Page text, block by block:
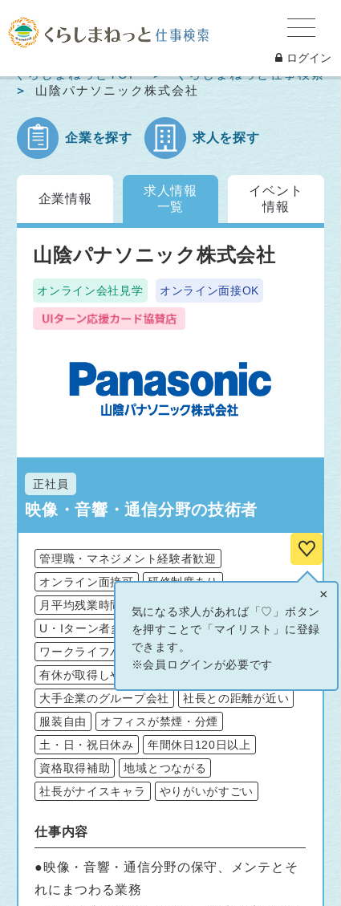
ログイン
くらしまねっとTOP
くらしまねっと仕事検索
山陰パナソニック株式会社
企業を探す 求人を探す
企業情報
求人情報
一覧
イベント
情報
山陰パナソニック株式会社
オンライン会社見学 オンライン面接OK
正社員
映像・音響・通信分野の技術者
管理職・マネジメント経験者歓迎
オンライン面接可
研修制度あり
月平均残業時間20時間以内
BtoB
BtoC
U・Iターン者多数在籍
ワークライフバランスが良い
有休が取得しやすい
産休・育休取得実績あり
大手企業のグループ会社
社長との距離が近い
服装自由
オフィスが禁煙・分煙
土・日・祝日休み
年間休日120日以上
資格取得補助
地域とつながる
社長がナイスキャラ
やりがいがすごい
仕事内容
●映像・音響・通信分野の保守、メンテとそ
れにまつわる業務
×
気になる求人があれば「♡」ボタン
を押すことで「マイリスト」に登録
できます。
※会員ログインが必要です